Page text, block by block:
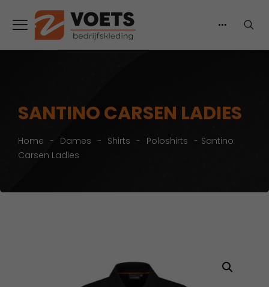
SANTINO CARSEN LADIES
Home - Dames - Shirts - Poloshirts - Santino
Carsen Ladies